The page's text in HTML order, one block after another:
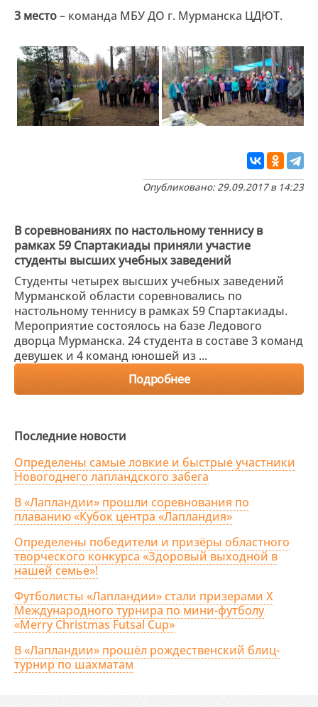
3 место– команда МБУ ДО г. Мурманска ЦДЮТ.
Опубликовано: 29.09.2017 в 14:23
В соревнованиях по настольному теннису в
рамках 59 Спартакиады приняли участие
студенты высших учебных заведений
Студенты четырех высших учебных заведений
Мурманской области соревновались по
настольному теннису в рамках 59 Спартакиады.
Мероприятие состоялось на базе Ледового
дворца Мурманска. 24 студента в составе 3 команд
девушек и 4 команд юношей из ...
Подробнее
Последние новости
Определены самые ловкие и быстрые участники
Новогоднего лапландского забега
В «Лапландии» прошли соревнования по
плаванию «Кубок центра «Лапландия»
Определены победители и призёры областного
творческого конкурса «Здоровый выходной в
нашей семье»!
Футболисты «Лапландии» стали призерами X
Международного турнира по мини-футболу
«Merry Christmas Futsal Cup»
В «Лапландии» прошёл рождественский блиц-
турнир по шахматам